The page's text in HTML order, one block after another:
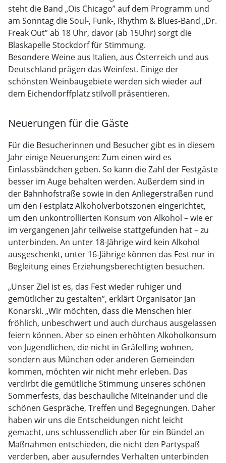
steht die Band „Ois Chicago” auf dem Programm und
am Sonntag die Soul-, Funk-, Rhythm & Blues-Band „Dr.
Freak Out” ab 18 Uhr, davor (ab 15Uhr) sorgt die
Blaskapelle Stockdorf für Stimmung.
Besondere Weine aus Italien, aus Österreich und aus
Deutschland prägen das Weinfest. Einige der
schönsten Weinbaugebiete werden sich wieder auf
dem Eichendorffplatz stilvoll präsentieren.
Neuerungen für die Gäste
Für die Besucherinnen und Besucher gibt es in diesem
Jahr einige Neuerungen: Zum einen wird es
Einlassbändchen geben. So kann die Zahl der Festgäste
besser im Auge behalten werden. Außerdem sind in
der Bahnhofstraße sowie in den Anliegerstraßen rund
um den Festplatz Alkoholverbotszonen eingerichtet,
um den unkontrollierten Konsum von Alkohol – wie er
im vergangenen Jahr teilweise stattgefunden hat – zu
unterbinden. An unter 18-Jährige wird kein Alkohol
ausgeschenkt, unter 16-Jährige können das Fest nur in
Begleitung eines Erziehungsberechtigten besuchen.
„Unser Ziel ist es, das Fest wieder ruhiger und
gemütlicher zu gestalten”, erklärt Organisator Jan
Konarski. „Wir möchten, dass die Menschen hier
fröhlich, unbeschwert und auch durchaus ausgelassen
feiern können. Aber so einen erhöhten Alkoholkonsum
von Jugendlichen, die nicht in Gräfelfing wohnen,
sondern aus München oder anderen Gemeinden
kommen, möchten wir nicht mehr erleben. Das
verdirbt die gemütliche Stimmung unseres schönen
Sommerfests, das beschauliche Miteinander und die
schönen Gespräche, Treffen und Begegnungen. Daher
haben wir uns die Entscheidungen nicht leicht
gemacht, uns schlussendlich aber für ein Bündel an
Maßnahmen entschieden, die nicht den Partyspaß
verderben, aber ausuferndes Verhalten unterbinden